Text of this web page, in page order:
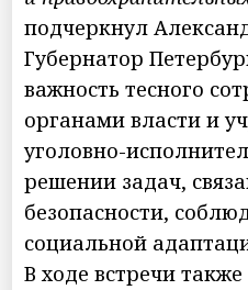
подчеркнул
Губернатор
важность тесного
органами власти и
уголовно-
решении задач,
безопасности,
социальной
В ходе встречи